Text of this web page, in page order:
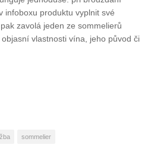
infoboxu produktu vyplnit své
zavolá jeden ze sommelierů
vlastnosti vína, jeho původ či
sommelier